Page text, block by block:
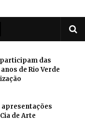
das
de Rio Verde
apresentações
de Arte